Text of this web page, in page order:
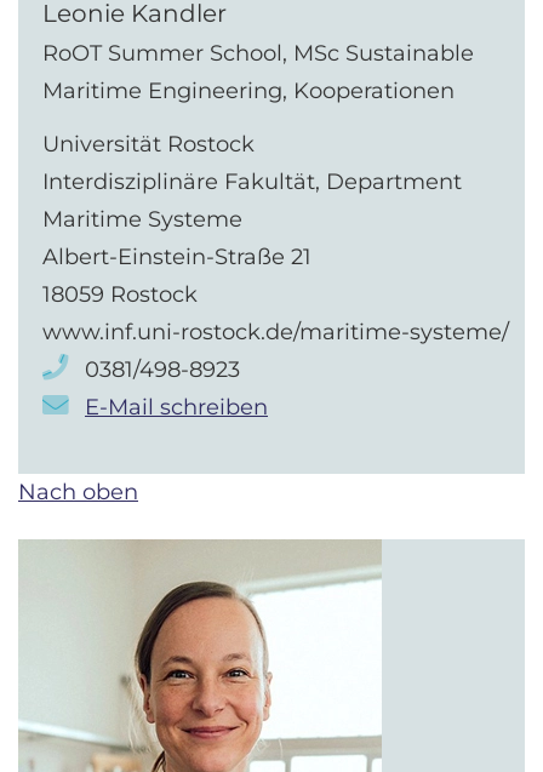
Leonie Kandler
RoOT Summer School, MSc Sustainable
Maritime Engineering, Kooperationen
Universität Rostock
Interdisziplinäre Fakultät, Department
Maritime Systeme
Albert-Einstein-Straße 21
18059 Rostock
www.inf.uni-rostock.de/maritime-systeme/
0381/498-8923
E-Mail schreiben
Nach oben